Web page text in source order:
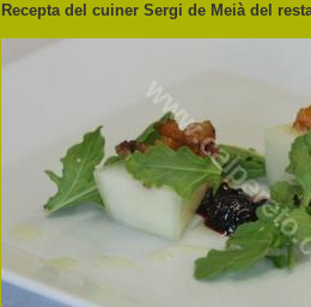
Recepta del cuiner Sergi de Meià del